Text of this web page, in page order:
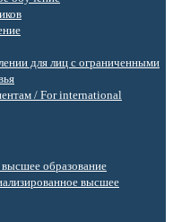
для лиц с ограниченными
/ For international
высшее образование
высшее